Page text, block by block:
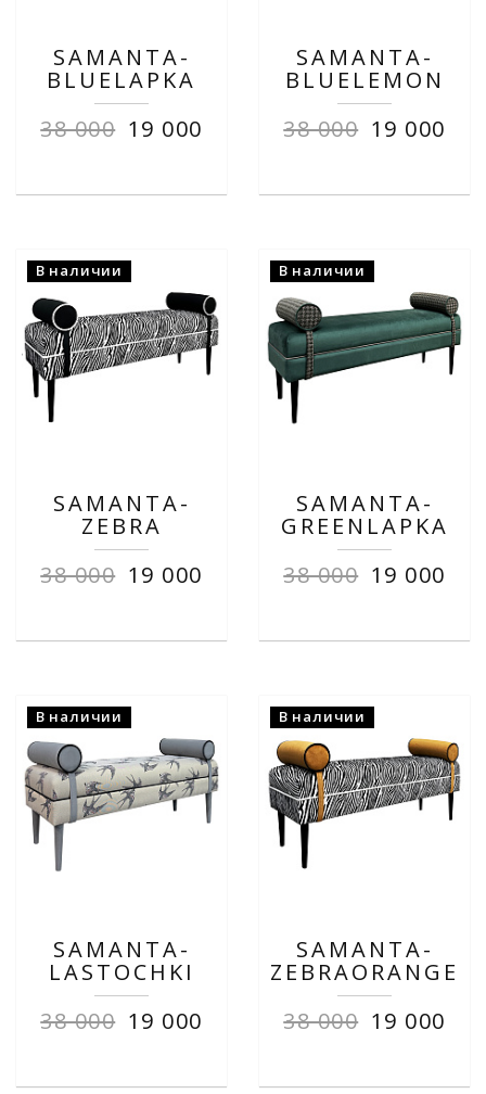
SAMANTA-
BLUELAPKA
38 000 19 000
SAMANTA-
BLUELEMON
38 000 19 000
В наличии
SAMANTA-
ZEBRA
38 000 19 000
В наличии
SAMANTA-
GREENLAPKA
38 000 19 000
В наличии
SAMANTA-
LASTOCHKI
38 000 19 000
В наличии
SAMANTA-
ZEBRAORANGE
38 000 19 000